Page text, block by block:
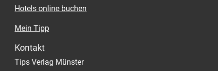
Hotels online buchen
Mein Tipp
Kontakt
Tips Verlag Münster